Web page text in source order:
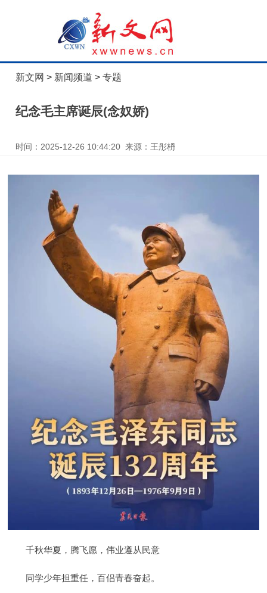
新文网 > 新闻频道 >专题
纪念毛主席诞辰(念奴娇)
时间：2025-12-26 10:44:20 来源：王彤枬
千秋华夏，腾飞愿，伟业遵从民意
同学少年担重任，百侣青春奋起。